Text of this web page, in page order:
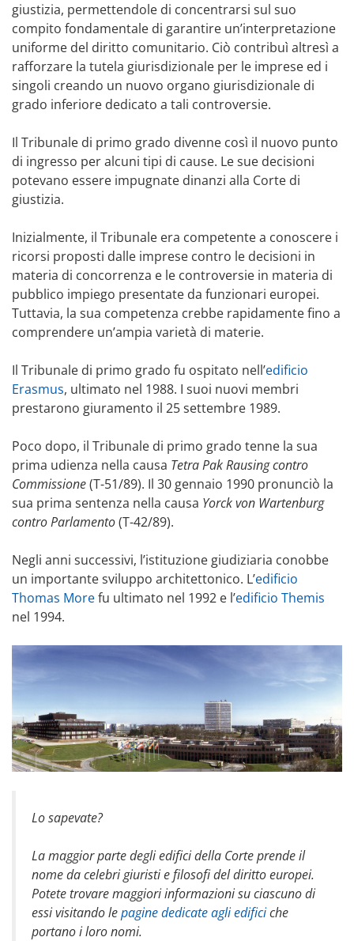
giustizia, permettendole di concentrarsi sul suo
compito fondamentale di garantire un’interpretazione
uniforme del diritto comunitario. Ciò contribuì altresì a
rafforzare la tutela giurisdizionale per le imprese ed i
singoli creando un nuovo organo giurisdizionale di
grado inferiore dedicato a tali controversie.
Il Tribunale di primo grado divenne così il nuovo punto
di ingresso per alcuni tipi di cause. Le sue decisioni
potevano essere impugnate dinanzi alla Corte di
giustizia.
Inizialmente, il Tribunale era competente a conoscere i
ricorsi proposti dalle imprese contro le decisioni in
materia di concorrenza e le controversie in materia di
pubblico impiego presentate da funzionari europei.
Tuttavia, la sua competenza crebbe rapidamente fino a
comprendere un’ampia varietà di materie.
Il Tribunale di primo grado fu ospitato nell’edificio
Erasmus, ultimato nel 1988. I suoi nuovi membri
prestarono giuramento il 25 settembre 1989.
Poco dopo, il Tribunale di primo grado tenne la sua
prima udienza nella causa Tetra Pak Rausing contro
Commissione(T-51/89). Il 30 gennaio 1990 pronunciò la
sua prima sentenza nella causa Yorck von Wartenburg
contro Parlamento(T-42/89).
Negli anni successivi, l’istituzione giudiziaria conobbe
un importante sviluppo architettonico. L’edificio
Thomas Morefu ultimato nel 1992 e l’edificio Themis
nel 1994.
Lo sapevate?
La maggior parte degli edifici della Corte prende il
nome da celebri giuristi e filosofi del diritto europei.
Potete trovare maggiori informazioni su ciascuno di
essi visitando lepagine dedicate agli edificiche
portano i loro nomi.